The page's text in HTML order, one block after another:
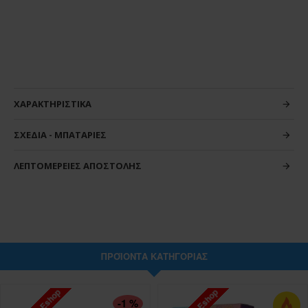
ΧΑΡΑΚΤΗΡΙΣΤΙΚΆ
ΣΧΈΔΙΑ - ΜΠΑΤΑΡΊΕΣ
ΛΕΠΤΟΜΈΡΕΙΕΣ ΑΠΟΣΤΟΛΉΣ
ΠΡΟΪΌΝΤΑ ΚΑΤΗΓΟΡΊΑΣ
-1 %